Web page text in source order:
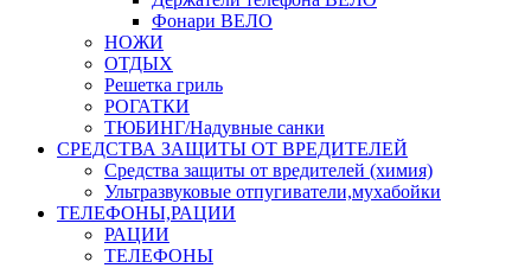
Фонари ВЕЛО
НОЖИ
ОТДЫХ
Решетка гриль
РОГАТКИ
ТЮБИНГ/Надувные санки
СРЕДСТВА ЗАЩИТЫ ОТ ВРЕДИТЕЛЕЙ
Средства защиты от вредителей (химия)
Ультразвуковые отпугиватели,мухабойки
ТЕЛЕФОНЫ,РАЦИИ
РАЦИИ
ТЕЛЕФОНЫ